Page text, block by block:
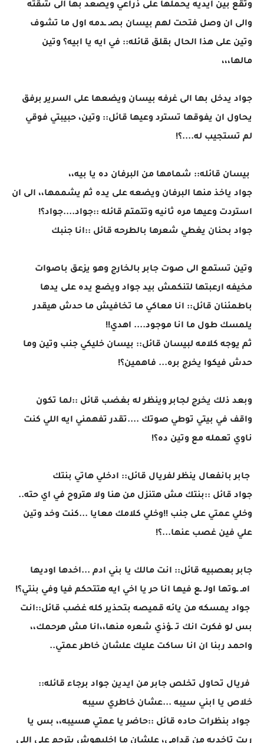
وتقع بين ايديه يحملها على ذراعي ويصعد بها الى شقته
والى ان وصل فتحت لهم بيسان بصـ ـدمه اول ما تشوف
وتين على هذا الحال بقلق قائله:: في ايه يا ابيه؟ وتين
مالها،،،
جواد يدخل بها الى غرفه بيسان ويضعها على السرير برفق
يحاول ان يفوقها تسترد وعيها قائل:: وتين، حبيبتي فوقي
لم تستجيب له....؟!
بيسان قائله:: شمامها من البرفان ده يا بيه،،
جواد ياخذ منها البرفان ويضعه على يده ثم يشممها،، الى ان
استردت وعيها مره ثانيه وتتمتم قائله ::جواد....جواد؟!
جواد بحنان يغطي شعرها بالطرحه قائل ::انا جنبك
وتين تستمع الى صوت جابر بالخارج وهو يزعق باصوات
مخيفه ارعبتها لتنكمش بيد جواد ويضع يده على يدها
باطمئنان قائل:: انا معاكي ما تخافيش ما حدش هيقدر
يلمسك طول ما انا موجود.... اهدي!!
ثم يوجه كلامه لبيسان قائل:: بيسان خليكي جنب وتين وما
حدش فيكوا يخرج بره... فاهمين؟!
وبعد ذلك يخرج لجابر وينظر له بغضب قائل ::لما تكون
واقف في بيتي توطي صوتك ....تقدر تفهمني ايه اللي كنت
ناوي تعمله مع وتين ده؟!
جابر بانفعال ينظر لفريال قائل:: ادخلي هاتي بنتك
جواد قائل ::بنتك مش هتنزل من هنا ولا هتروح في اي حته..
وخلي عمتي على جنب !!وخلي كلامك معايا ...كنت وخد وتين
علي فين غصب عنها...؟!
جابر بعصبيه قائل:: انت مالك يا بني ادم ...اخدها اوديها
امـ ـوتها اولـ ـع فيها انا حر يا اخي ايه هتتحكم فيا وفي بنتي؟!
جواد يمسكه من يائه قميصه بتحذير كله غضب قائل::انت
بس لو فكرت انك تـ ـؤذي شعره منها،،انا مش هرحمك،،
واحمد ربنا ان انا ساكت عليك علشان خاطر عمتي..
فريال تحاول تخلص جابر من ايدين جواد برجاء قائله::
خلاص يا ابني سيبه ...عشان خاطري سيبه
جواد بنظرات حاده قائل ::حاضر يا عمتي هسيبه،، بس يا